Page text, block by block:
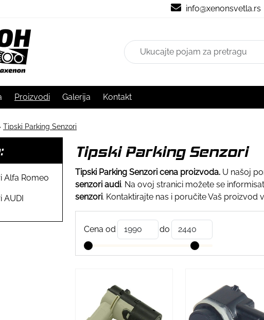
info@xenonsvetla.rs
Proizvodi Galerija Kontakt
Tipski Parking Senzori
Alfa Romeo
AUDI
Tipski Parking Senzori
Tipski Parking Senzori cena proizvoda. U našoj
senzori audi. Na ovoj stranici možete se
senzori. Kontaktirajte nas i poručite Vaš proizvod
Cena od do